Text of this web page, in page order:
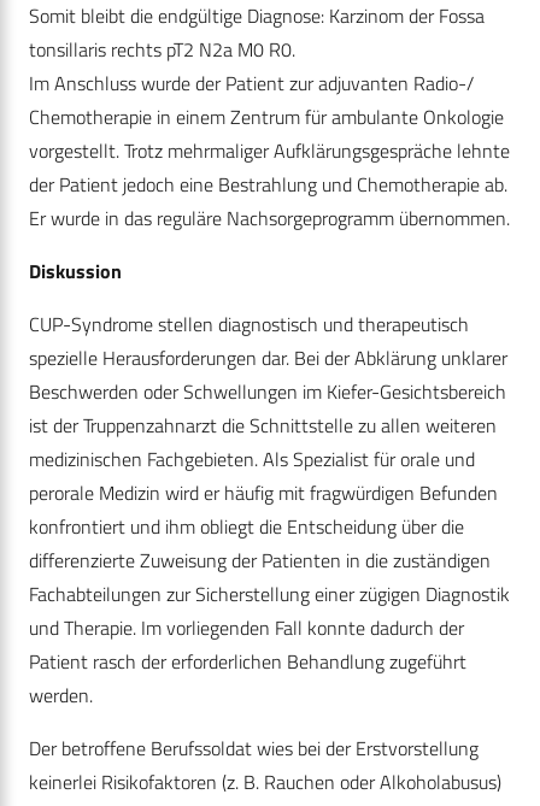
Somit bleibt die endgültige Diagnose: Karzinom der Fossa
tonsillaris rechts pT2 N2a M0 R0.
Im Anschluss wurde der Patient zur adjuvanten Radio-/
Chemotherapie in einem Zentrum für ambulante Onkologie
vorgestellt. Trotz mehrmaliger Aufklärungsgespräche lehnte
der Patient jedoch eine Bestrahlung und Chemotherapie ab.
Er wurde in das reguläre Nachsorgeprogramm übernommen.
Diskussion
CUP-Syndrome stellen diagnostisch und therapeutisch
spezielle Herausforderungen dar. Bei der Abklärung unklarer
Beschwerden oder Schwellungen im Kiefer-Gesichtsbereich
ist der Truppenzahnarzt die Schnittstelle zu allen weiteren
medizinischen Fachgebieten. Als Spezialist für orale und
perorale Medizin wird er häufig mit fragwürdigen Befunden
konfrontiert und ihm obliegt die Entscheidung über die
differenzierte Zuweisung der Patienten in die zuständigen
Fachabteilungen zur Sicherstellung einer zügigen Diagnostik
und Therapie. Im vorliegenden Fall konnte dadurch der
Patient rasch der erforderlichen Behandlung zugeführt
werden.
Der betroffene Berufssoldat wies bei der Erstvorstellung
keinerlei Risikofaktoren (z. B. Rauchen oder Alkoholabusus)